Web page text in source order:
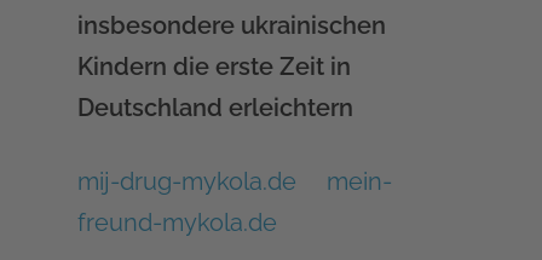
insbesondere ukrainischen
Kindern die erste Zeit in
Deutschland erleichtern
mij-drug-mykola.de
mein-
freund-mykola.de